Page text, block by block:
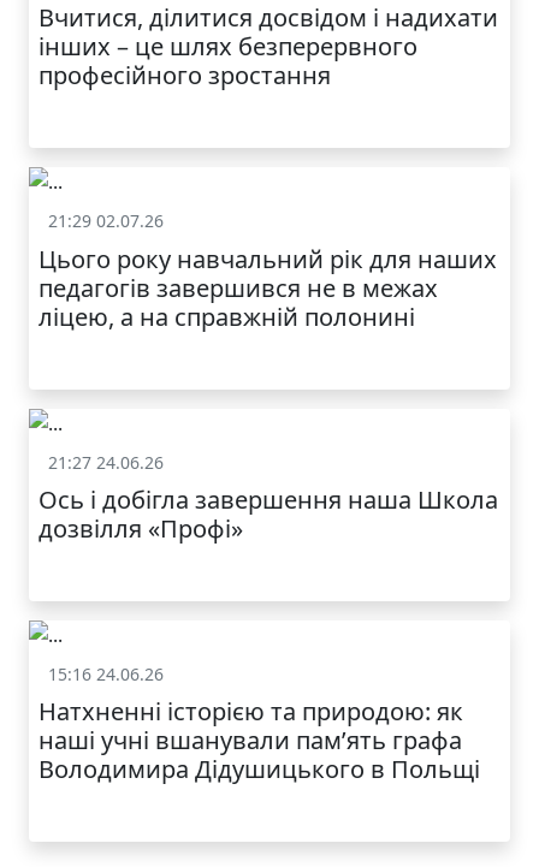
МОДНИЙ ДИТЯЧИЙ
ОДЯГ ПОДОСТУПНІЙ ЦІНІ
Вчитися, ділитися досвідом і надихати
інших – це шлях безперервного
професійного зростання
21:29 02.07.26
Цього року навчальний рік для наших
педагогів завершився не в межах
ліцею, а на справжній полонині
21:27 24.06.26
Ось і добігла завершення наша Школа
дозвілля «Профі»
15:16 24.06.26
Натхненні історією та природою: як
наші учні вшанували пам’ять графа
Володимира Дідушицького в Польщі